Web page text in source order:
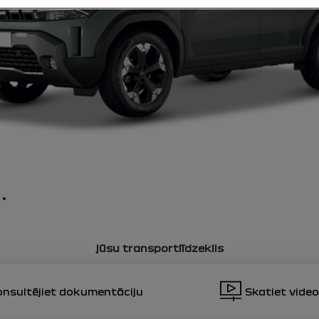
paziņojumi
paziņojumi
paziņojumi
paziņojumi
paziņojumi
6
jūsu transportlīdzeklis
dokumentāciju Skatiet video